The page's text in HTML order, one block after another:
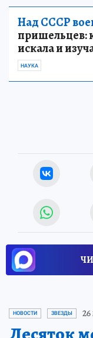
Над СССР
пришельцев:
искала и
НАУКА
НОВОСТИ ЗВЕЗДЫ